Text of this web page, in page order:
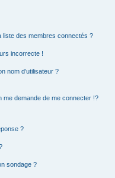
liste des membres connectés ?
incorrecte !
nom d’utilisateur ?
me demande de me connecter !?
?
sondage ?